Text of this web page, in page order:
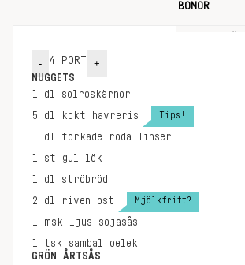
BÖNOR
- 4 PORT +
NUGGETS
1 dl
solroskärnor
5 dl kokt havreris Tips!
1 dl
torkade röda linser
1 st
gul lök
1 dl
ströbröd
2 dl riven ost Mjölkfritt?
1 msk
ljus sojasås
1 tsk
sambal oelek
GRÖN ÅRTSÅS